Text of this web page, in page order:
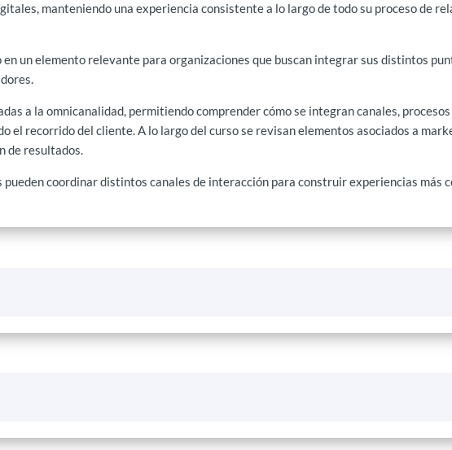
manteniendo una experiencia consistente a lo largo de todo su proceso de
un elemento relevante para organizaciones que buscan integrar sus distintos
a la omnicanalidad, permitiendo comprender cómo se integran canales,
el recorrido del cliente. A lo largo del curso se revisan elementos asociados a
de resultados.
pueden coordinar distintos canales de interacción para construir experiencias más